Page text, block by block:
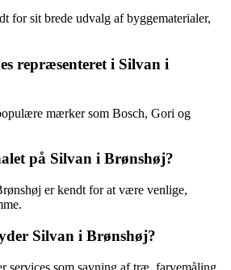
for sit brede udvalg af byggematerialer,
repræsenteret i Silvan i
mærker som Bosch, Gori og
på Silvan i Brønshøj?
er kendt for at være venlige,
Silvan i Brønshøj?
services som savning af træ, farvemåling